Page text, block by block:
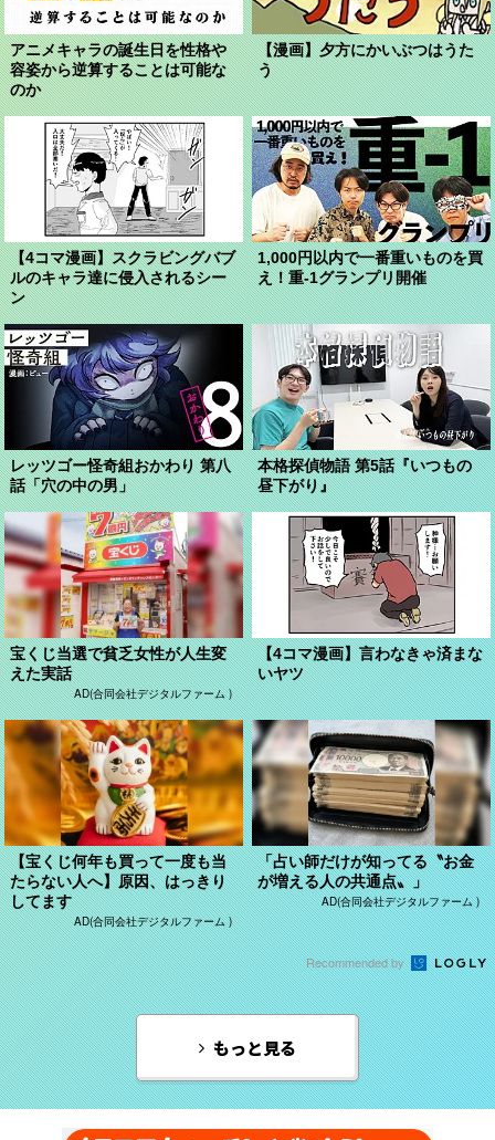
アニメキャラの誕生日を性格や
容姿から逆算することは可能な
のか
【漫画】夕方にかいぶつはうた
う
【4コマ漫画】スクラビングバブ
ルのキャラ達に侵入されるシー
ン
1,000円以内で一番重いものを買
え！重-1グランプリ開催
レッツゴー怪奇組おかわり 第八
話「穴の中の男」
本格探偵物語 第5話『いつもの
昼下がり』
宝くじ当選で貧乏女性が人生変
えた実話
AD(合同会社デジタルファーム )
【4コマ漫画】言わなきゃ済まな
いヤツ
【宝くじ何年も買って一度も当
たらない人へ】原因、はっきり
してます
AD(合同会社デジタルファーム )
「占い師だけが知ってる〝お金
が増える人の共通点〟」
AD(合同会社デジタルファーム )
Recommended by
もっと見る